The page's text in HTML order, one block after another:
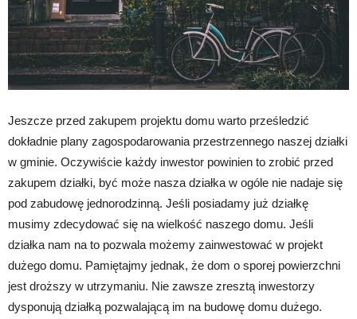
Jeszcze przed zakupem projektu domu warto prześledzić
dokładnie plany zagospodarowania przestrzennego naszej działki
w gminie. Oczywiście każdy inwestor powinien to zrobić przed
zakupem działki, być może nasza działka w ogóle nie nadaje się
pod zabudowę jednorodzinną. Jeśli posiadamy już działkę
musimy zdecydować się na wielkość naszego domu. Jeśli
działka nam na to pozwala możemy zainwestować w projekt
dużego domu. Pamiętajmy jednak, że dom o sporej powierzchni
jest droższy w utrzymaniu. Nie zawsze zresztą inwestorzy
dysponują działką pozwalającą im na budowę domu dużego.